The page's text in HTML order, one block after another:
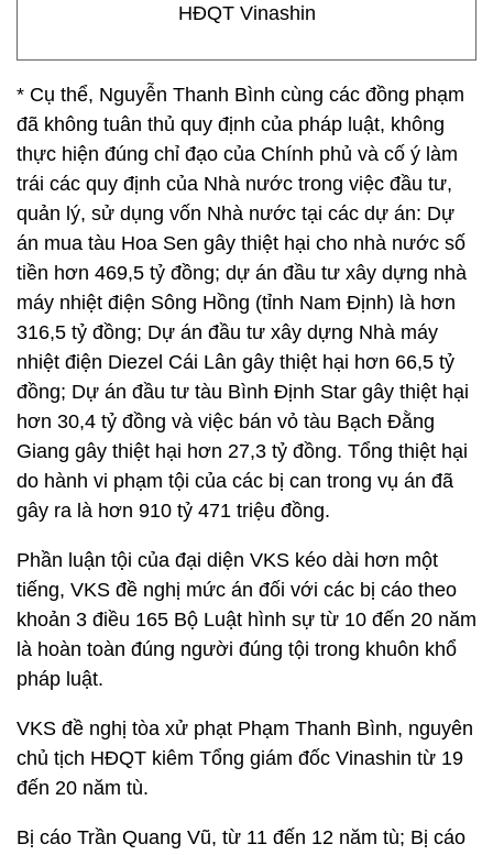
HĐQT Vinashin
* Cụ thể, Nguyễn Thanh Bình cùng các đồng phạm
đã không tuân thủ quy định của pháp luật, không
thực hiện đúng chỉ đạo của Chính phủ và cố ý làm
trái các quy định của Nhà nước trong việc đầu tư,
quản lý, sử dụng vốn Nhà nước tại các dự án: Dự
án mua tàu Hoa Sen gây thiệt hại cho nhà nước số
tiền hơn 469,5 tỷ đồng; dự án đầu tư xây dựng nhà
máy nhiệt điện Sông Hồng (tỉnh Nam Định) là hơn
316,5 tỷ đồng; Dự án đầu tư xây dựng Nhà máy
nhiệt điện Diezel Cái Lân gây thiệt hại hơn 66,5 tỷ
đồng; Dự án đầu tư tàu Bình Định Star gây thiệt hại
hơn 30,4 tỷ đồng và việc bán vỏ tàu Bạch Đằng
Giang gây thiệt hại hơn 27,3 tỷ đồng. Tổng thiệt hại
do hành vi phạm tội của các bị can trong vụ án đã
gây ra là hơn 910 tỷ 471 triệu đồng.
Phần luận tội của đại diện VKS kéo dài hơn một
tiếng, VKS đề nghị mức án đối với các bị cáo theo
khoản 3 điều 165 Bộ Luật hình sự từ 10 đến 20 năm
là hoàn toàn đúng người đúng tội trong khuôn khổ
pháp luật.
VKS đề nghị tòa xử phạt Phạm Thanh Bình, nguyên
chủ tịch HĐQT kiêm Tổng giám đốc Vinashin từ 19
đến 20 năm tù.
Bị cáo Trần Quang Vũ, từ 11 đến 12 năm tù; Bị cáo